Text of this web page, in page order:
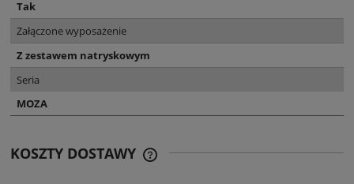
Tak
Załączone wyposażenie
Z zestawem natryskowym
Seria
MOZA
KOSZTY DOSTAWY